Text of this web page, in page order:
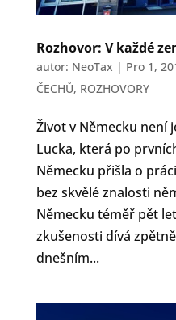
Rozhovor: V každé
autor: NeoTax | Pro 1,
ČECHŮ, ROZHOVORY
Život v Německu není
Lucka, která po
Německu přišla o
bez skvělé znalosti
Německu téměř pět
zkušenosti dívá
dnešním...